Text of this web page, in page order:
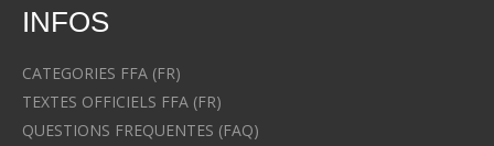
INFOS
CATEGORIES FFA (FR)
TEXTES OFFICIELS FFA (FR)
QUESTIONS FREQUENTES (FAQ)